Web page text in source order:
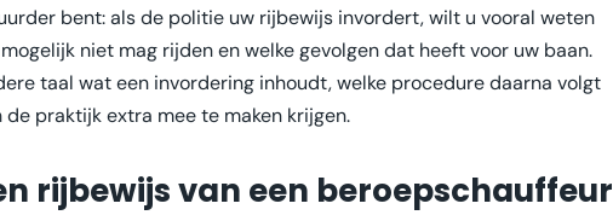
bent: als de politie uw rijbewijs invordert, wilt u vooral weten
niet mag rijden en welke gevolgen dat heeft voor uw baan.
taal wat een invordering inhoudt, welke procedure daarna volgt
praktijk extra mee te maken krijgen.
rijbewijs van een beroepschauffeur